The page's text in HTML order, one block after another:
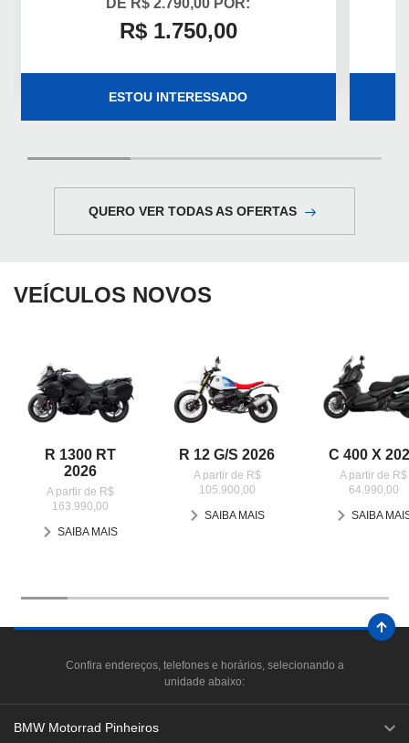
DE R$ 2.790,00 POR:
R$ 1.750,00
ESTOU INTERESSADO
QUERO VER TODAS AS OFERTAS
VEÍCULOS NOVOS
R 1300 RT
2026
A partir de R$
163.990,00
SAIBA MAIS
R 12 G/S 2026
A partir de R$
105.900,00
SAIBA MAIS
C 400 X
A partir de R$
64.990,00
SAIBA
Confira endereços, telefones e horários, selecionando a
unidade abaixo:
BMW Motorrad Pinheiros